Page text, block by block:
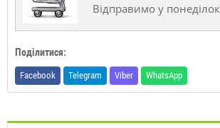
Відправимо у понеділок
Поділитися:
Facebook Telegram Viber WhatsApp